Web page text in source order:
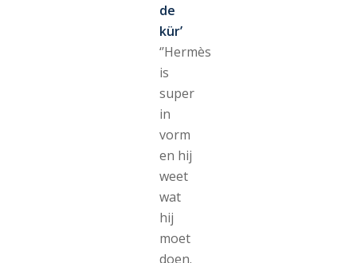
de
kür’
‘’Hermès
is
super
in
vorm
en hij
weet
wat
hij
moet
doen.